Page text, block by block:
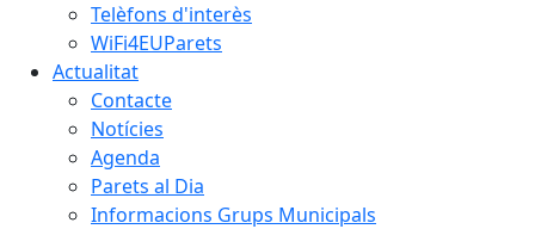
Telèfons d'interès
WiFi4EUParets
Actualitat
Contacte
Notícies
Agenda
Parets al Dia
Informacions Grups Municipals